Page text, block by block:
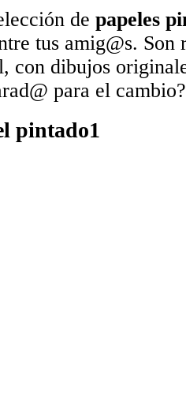
de papeles
tus amig@s. Son
con dibujos
para el cambio?